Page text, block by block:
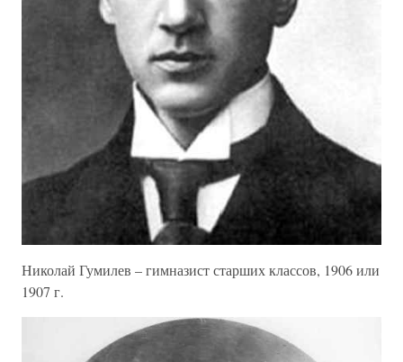
Николай Гумилев – гимназист старших классов, 1906 или
1907 г.